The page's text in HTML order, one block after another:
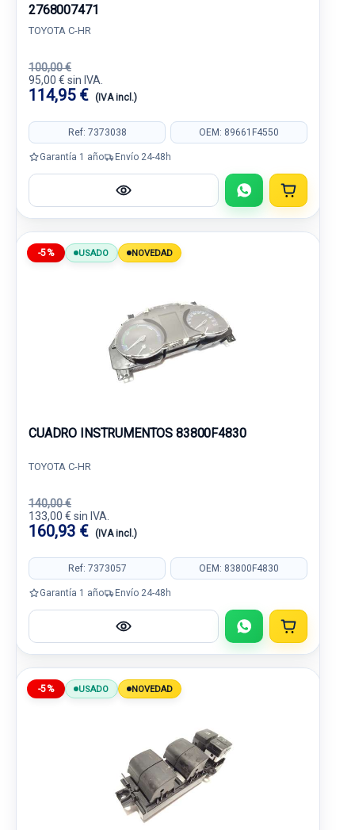
2768007471
TOYOTA C-HR
100,00 €
95,00 € sin IVA.
114,95 € (IVA incl.)
Ref: 7373038 OEM: 89661F4550
Garantía 1 año Envío 24-48h
-5% USADO NOVEDAD
CUADRO INSTRUMENTOS 83800F4830
TOYOTA C-HR
140,00 €
133,00 € sin IVA.
160,93 € (IVA incl.)
Ref: 7373057 OEM: 83800F4830
Garantía 1 año Envío 24-48h
-5% USADO NOVEDAD